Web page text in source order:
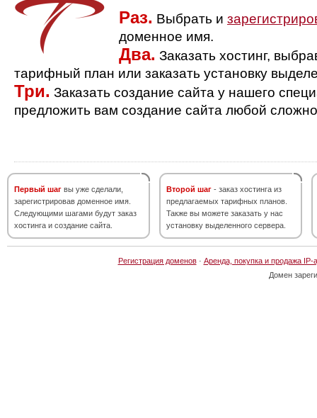
Раз. Выбрать и
доменное имя.
Два. Заказать хостинг,
тарифный план или заказать установку
Три. Заказать создание сайта у нашего
предложить вам создание сайта любой
Первый шаг вы уже сделали,
зарегистрировав доменное имя.
Следующими шагами будут заказ
хостинга и создание сайта.
Второй шаг - заказ хостинга из
предлагаемых тарифных планов.
Также вы можете заказать у нас
установку выделенного сервера.
Регистрация доменов· Аренда, покупка и продажа IP-
Домен